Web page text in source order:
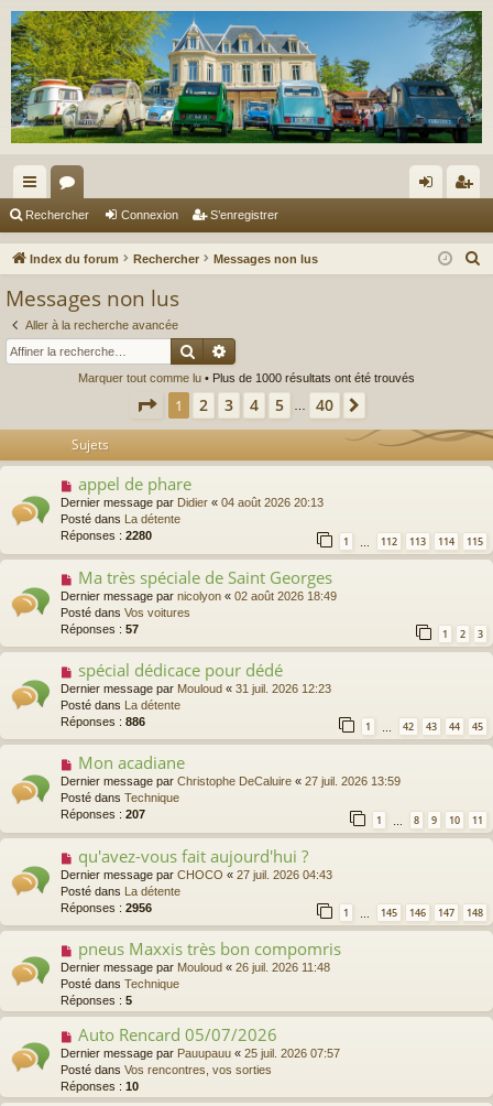
cc
ès
de
or
u ne nr
Rechercher Connexion S’enregistrer
Index du forum Rechercher Messages non lus
h
Messages non lus
Aller à la recherche avancée
Rechercher
Marquer tout comme lu • Plus de 1000 résultats ont été trouvés
Page 1sur 40
1 2 3 4 5 40
Sujets
N
v
a
m
e
s
s
g
e
appel de phare
Dernier message par Didier « 04 août 2026 20:13
Posté dans
La détente
Réponses : 2280 1 112 113 114 115
N
v
e
a
u
m
e
s
s
a
g
e
Ma très spéciale de Saint Georges
Dernier message par nicolyon « 02 août 2026 18:49
Posté dans Vos voitures
Réponses : 57 1 2 3
N
v
e
a
m
e
s
s
g
e
spécial dédicace pour dédé
Dernier message par Mouloud « 31 juil. 2026 12:23
Posté dans La détente
Réponses : 886 1 … 42 43 44 45
N
o
u
v
a
u
m
e
s
s
g
e
Mon acadiane
Dernier message par Christophe DeCaluire « 27 juil. 2026 13:59
Posté dans Technique
Réponses : 207 1 8 9 10 11
N
v
e
a
m
e
s
s
a
g
e
qu'avez-vous fait aujourd'hui ?
Dernier message par CHOCO « 27 juil. 2026 04:43
Posté dans La détente
Réponses : 2956 1 … 145 146 147 148
N
o
v
e
u
m
e
s
pneus Maxxis très bon compomris
Dernier message par Mouloud « 26 juil. 2026 11:48
Posté dans Technique
Réponses : 5
N
v
e
Auto Rencard 05/07/2026
Dernier message par Pauupauu « 25 juil. 2026 07:57
Posté dans Vos rencontres, vos sorties
Réponses : 10